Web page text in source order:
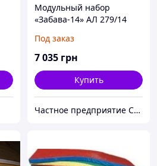
Модульный набор
«Забава-14» АЛ 279/14
Под заказ
7 035 грн
Купить
Частное предприятие София Мед